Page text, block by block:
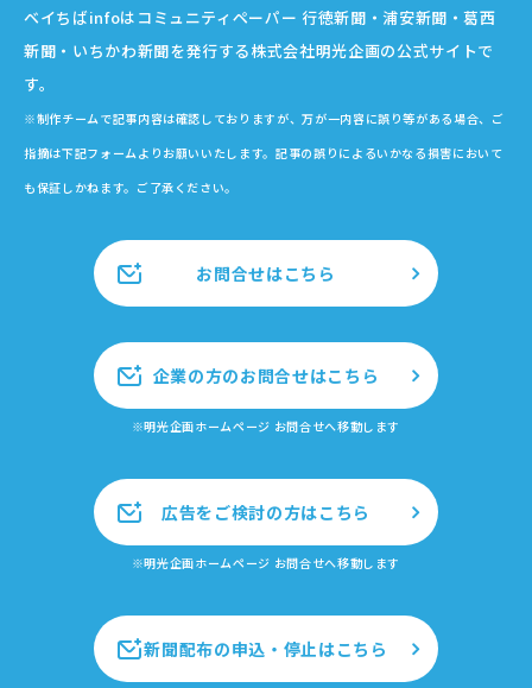
ベイちばinfoはコミュニティペーパー 行徳新聞・浦安新聞・葛西
新聞・いちかわ新聞を発行する株式会社明光企画の公式サイトで
す。
※制作チームで記事内容は確認しておりますが、万が一内容に誤り等がある場合、ご
指摘は下記フォームよりお願いいたします。記事の誤りによるいかなる損害において
も保証しかねます。ご了承ください。
お問合せはこちら
企業の方のお問合せはこちら
※明光企画ホームページ お問合せへ移動します
広告をご検討の方はこちら
※明光企画ホームページ お問合せへ移動します
新聞配布の申込・停止はこちら